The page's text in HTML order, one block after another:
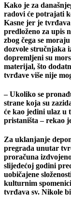
Kako je za
radovi će potrajati
Kasne jer je
predloženo za upis
zbog čega se
dozvole stručnjaka
dopremljeni su
materijal, što
tvrđave više nije
– Ukoliko se
strane koja su
će kao jedini ulaz
pristaništa – rekao
Za uklanjanje
pregrada unutar
proračuna
slijedećoj godini
uobičajene
kulturnim
tvrđava sv. Nikole